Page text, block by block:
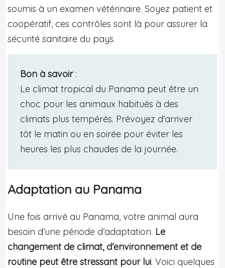
soumis à un examen vétérinaire. Soyez patient et
coopératif, ces contrôles sont là pour assurer la
sécurité sanitaire du pays.
Bon à savoir:
Le climat tropical du Panama peut être un
choc pour les animaux habitués à des
climats plus tempérés. Prévoyez d'arriver
tôt le matin ou en soirée pour éviter les
heures les plus chaudes de la journée.
Adaptation au Panama
Une fois arrivé au Panama, votre animal aura
besoin d’une période d’adaptation. Le
changement de climat, d’environnement et de
routine peut être stressant pour lui. Voici quelques